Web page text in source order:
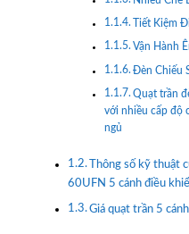
Tiết Kiệm
Vận Hành
Đèn Chiếu
Quạt trần
với nhiều cấp độ
ngủ
Thông số kỹ thuật
60UFN 5 cánh điều
Giá quạt trần 5